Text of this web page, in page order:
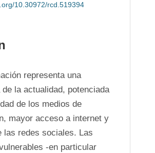
10.30972/rcd.519394
representa una
la actualidad, potenciada
de los medios de
mayor acceso a internet y
las redes sociales. Las
-en particular